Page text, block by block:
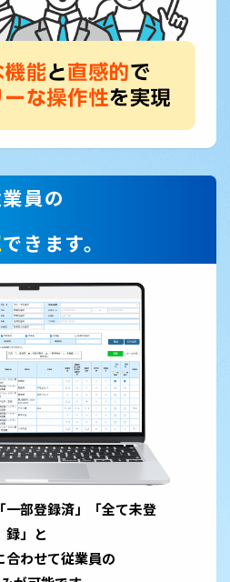
員の
できます。
一部登録済」「全て未登
録」と
合わせて従業員の